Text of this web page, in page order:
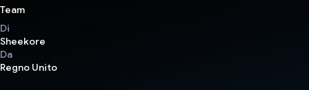
Team
Di
Sheekore
Da
Regno Unito